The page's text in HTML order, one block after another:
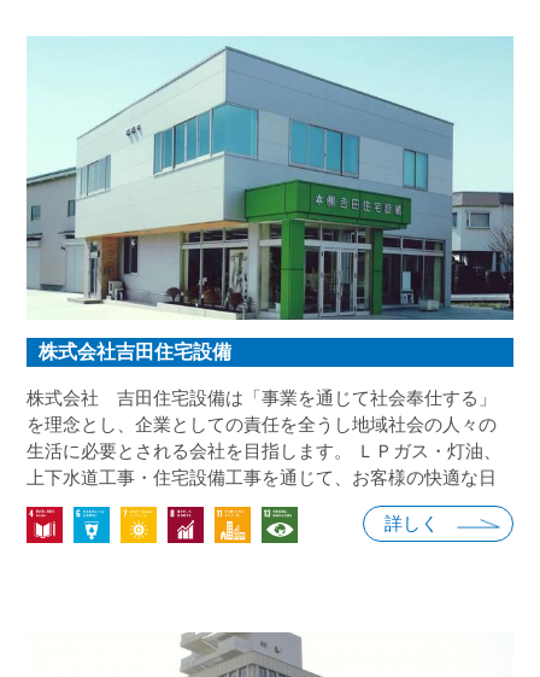
株式会社吉田住宅設備
株式会社 吉田住宅設備は「事業を通じて社会奉仕する」
を理念とし、企業としての責任を全うし地域社会の人々の
生活に必要とされる会社を目指します。 ＬＰガス・灯油、
上下水道工事・住宅設備工事を通じて、お客様の快適な日
常生活に寄与できるよう今後も努めて参ります。
詳しく